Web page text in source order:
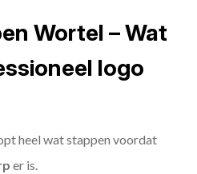
Wortel – Wat
logo
heel wat stappen voordat
er is.